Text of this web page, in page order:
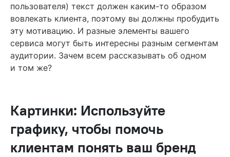
пользователя) текст должен каким-то образом
вовлекать клиента, поэтому вы должны пробудить
эту мотивацию. И разные элементы вашего
сервиса могут быть интересны разным сегментам
аудитории. Зачем всем рассказывать об одном
и том же?
Картинки: Используйте
графику, чтобы помочь
клиентам понять ваш бренд